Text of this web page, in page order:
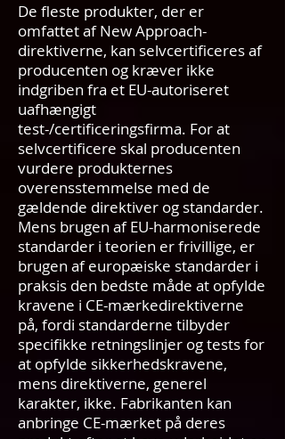
De fleste produkter, der er
omfattet af New Approach-
direktiverne, kan selvcertificeres af
producenten og kræver ikke
indgriben fra et EU-autoriseret
uafhængigt
test-/certificeringsfirma. For at
selvcertificere skal producenten
vurdere produkternes
overensstemmelse med de
gældende direktiver og standarder.
Mens brugen af EU-harmoniserede
standarder i teorien er frivillige, er
brugen af europæiske standarder i
praksis den bedste måde at opfylde
kravene i CE-mærkedirektiverne
på, fordi standarderne tilbyder
specifikke retningslinjer og tests for
at opfylde sikkerhedskravene,
mens direktiverne, generel
karakter, ikke. Fabrikanten kan
anbringe CE-mærket på deres